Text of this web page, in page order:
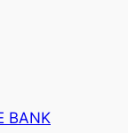
BANK